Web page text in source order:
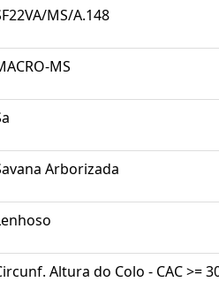
MS/A.148
MS
Arborizada
Altura do Colo - CAC >=